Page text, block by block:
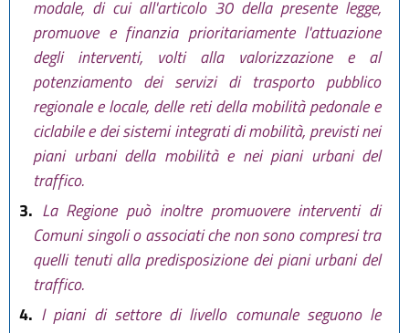
modale, di cui all'articolo 30 della presente legge,
promuove e finanzia prioritariamente l'attuazione
degli interventi, volti alla valorizzazione e al
potenziamento dei servizi di trasporto pubblico
regionale e locale, delle reti della mobilità pedonale e
ciclabile e dei sistemi integrati di mobilità, previsti nei
piani urbani della mobilità e nei piani urbani del
traffico.
3. La Regione può inoltre promuovere interventi di
Comuni singoli o associati che non sono compresi tra
quelli tenuti alla predisposizione dei piani urbani del
traffico.
4. I piani di settore di livello comunale seguono le